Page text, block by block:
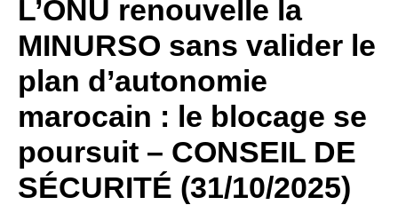
L’ONU renouvelle la
MINURSO sans valider le
plan d’autonomie
marocain : le blocage se
poursuit – CONSEIL DE
SÉCURITÉ (31/10/2025)